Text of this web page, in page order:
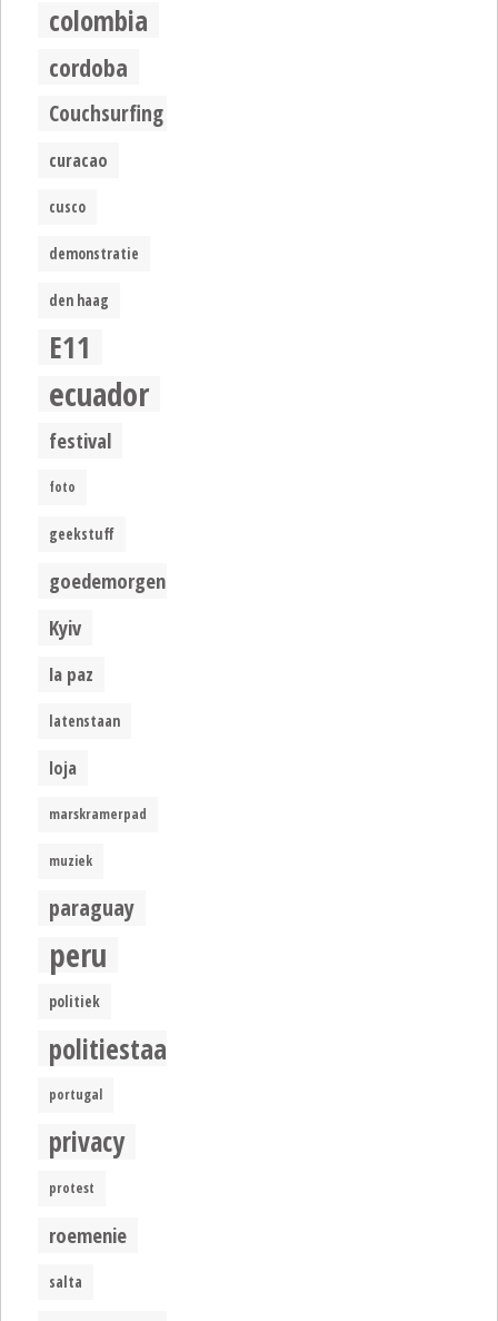
colombia
cordoba
Couchsurfing
curacao
cusco
demonstratie
den haag
E11
ecuador
festival
foto
geekstuff
goedemorgen
Kyiv
la paz
latenstaan
loja
marskramerpad
muziek
paraguay
peru
politiek
politiestaat
portugal
privacy
protest
roemenie
salta